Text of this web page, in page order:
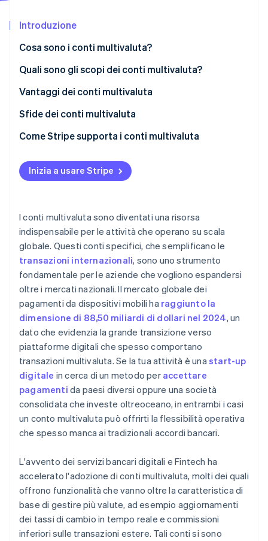
Radar
Costituzione di start-up
Rimozione del carbonio
Identity
Guarda ora
Partner
Stripe App Marketplace
Introduzione
Cosa sono i conti multivaluta?
Conti multivaluta e conti in valuta estera
Quali sono gli scopi dei conti multivaluta?
Attività con operazioni a livello globale
Viaggiatori frequenti
Casi d’uso specifici
Vantaggi dei conti multivaluta
Costi contenuti
Flessibilità operativa
Mitigazione del rischio
Praticità e accessibilità
Sfide dei conti multivaluta
Complessità di gestione
Costi e commissioni
Fattori di rischio
Problemi di integrazione
Come Stripe supporta i conti multivaluta
Inizia a usare Stripe
I conti multivaluta sono diventati una risorsa
indispensabile per le attività che operano su scala
globale. Questi conti specifici, che semplificano le
transazioni internazionali, sono uno strumento
fondamentale per le aziende che vogliono espandersi
oltre i mercati nazionali. Il mercato globale dei
pagamenti da dispositivi mobili ha raggiunto la
dimensione di 88,50 miliardi di dollari nel 2024, un
dato che evidenzia la grande transizione verso
piattaforme digitali che spesso comportano
transazioni multivaluta. Se la tua attività è unastart-up
digitale in cerca di un metodo per accettare
pagamenti da paesi diversi oppure una società
consolidata che investe oltreoceano, in entrambi i casi
un conto multivaluta può offrirti la flessibilità operativa
che spesso manca ai tradizionali accordi bancari.
L'avvento dei servizi bancari digitali e Fintech ha
accelerato l'adozione di conti multivaluta, molti dei quali
offrono funzionalità che vanno oltre la caratteristica di
base di gestire più valute, ad esempio aggiornamenti
dei tassi di cambio in tempo reale e commissioni
inferiori sulle transazioni estere. Tali conti si sono